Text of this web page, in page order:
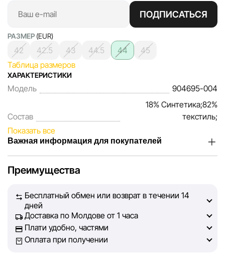
ПОДПИСАТЬСЯ
РАЗМЕР (EUR)
42 42.5 43 44.5 44
45
Таблица размеров
ХАРАКТЕРИСТИКИ
Модель 904695-004
Состав
18% Синтетика;82%
текстиль;
Показать все
Важная информация для покупателей
наших покупателей. Каждый день мы работаем над тем,
на сайте, была максимально полной, объективной и
актуальной. Наша цель — обеспечить вас достоверной
информацией, чтобы вы смогли принять лучшее
решение о покупке.
Преимущества
Бесплатный обмен или возврат в течении 14
дней
Доставка по Молдове от 1 часа
Плати удобно, частями
Оплата при получении